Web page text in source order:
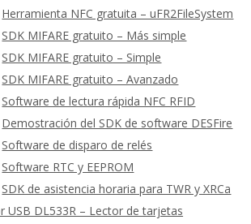
Herramienta NFC gratuita – uFR2FileSystem
SDK MIFARE gratuito – Más simple
SDK MIFARE gratuito – Simple
SDK MIFARE gratuito – Avanzado
Software de lectura rápida NFC RFID
Demostración del SDK de software DESFire
Software de disparo de relés
Software RTC y EEPROM
SDK de asistencia horaria para TWR y XRCa
USB DL533R – Lector de tarjetas